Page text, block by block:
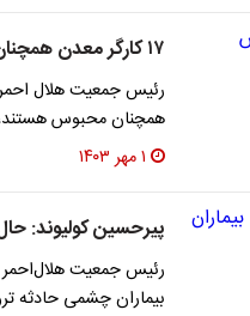
۱۷ کارگر معدن همچنان محبوس هستند/ ادامه امدادرسانی
همچنان محبوس هستند،
۱ مهر ۱۴۰۳
پیرحسین کولیوند:
رئیس جمعیت هلال‌احمر
بیماران چشمی حادثه